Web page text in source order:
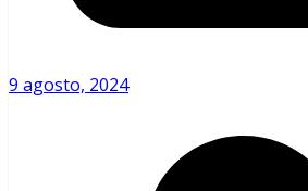
9 agosto, 2024